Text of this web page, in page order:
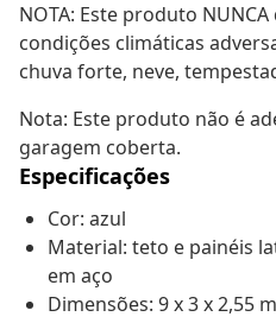
NOTA: Este produto
condições climáticas
chuva forte, neve,
Nota: Este produto não é
garagem coberta.
Especificações
Cor: azul
Material: teto e painéis
em aço
Dimensões: 9 x 3 x 2,55